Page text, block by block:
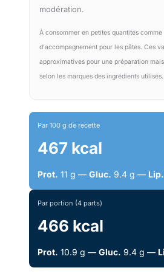
modération.
À consommer en petites quantités comme
d'accompagnement pour les pâtes. Ces
approximatives pour une préparation
selon les marques des ingrédients utilisés.
Par 100 g de recette
467 kcal
Prot. 11 g — Gluc. 9.4 g — Lip.
Par portion (4 parts)
466 kcal
Prot. 10.9 g — Gluc. 9.4 g —